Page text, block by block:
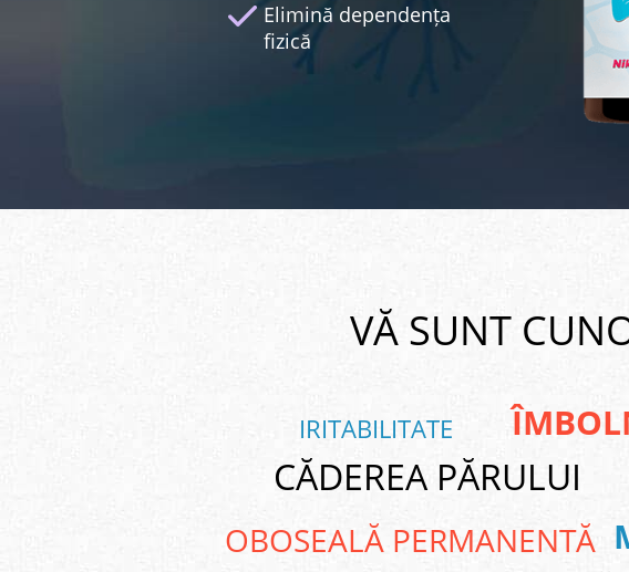
Elimină dependența
fizică
VĂ SUNT
IRITABILITATE
CĂDEREA PĂRULUI
OBOSEALĂ PERMANENTĂ